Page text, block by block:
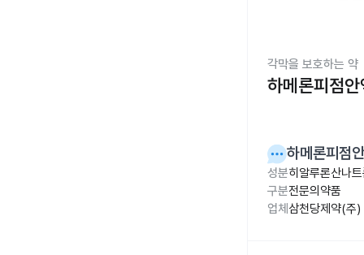
각막을 보호하는 약
하메론피점
하메론피점
성분히알루론산나
구분전문의약품
업체 삼천당제약(주)